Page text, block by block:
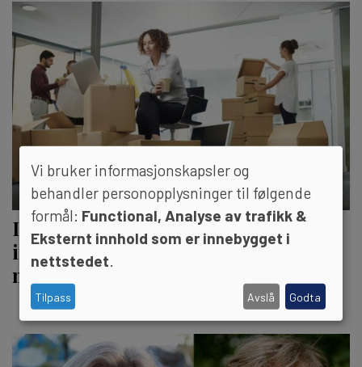
Ikke glem å måle reformens
innvirkning på likestilling og
mangfold
Vi bruker informasjonskapsler og
behandler personopplysninger til følgende
formål: Functional, Analyse av trafikk &
Eksternt innhold som er innebygget i
nettstedet.
Tilpass Avslå Godta